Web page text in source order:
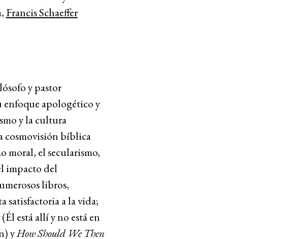
Francis Schaeffer
y pastor
apologético y
y la cultura
cosmovisión bíblica
moral, el secularismo,
impacto del
libros,
satisfactoria a la vida;
(Él está allí y no está en
yHow Should We Then